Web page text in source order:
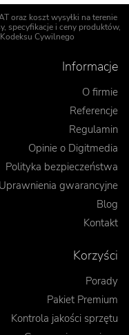
oraz koszt wysyłki na terenie
specyfikacje i ceny produktów,
Cywilnego
Informacje
O firmie
Referencje
Regulamin
Opinie o Digitmedia
Polityka bezpieczeństwa
Uprawnienia gwarancyjne
Blog
Kontakt
Korzyści
Porady
Pakiet Premium
Kontrola jakości sprzętu